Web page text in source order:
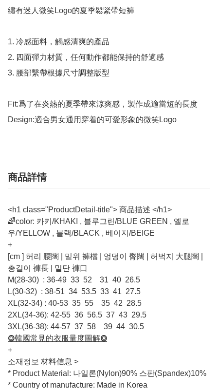
繡有迷人微笑Logo的夏季鬆緊帶短褲
1. 冷感面料，觸感清爽的產品
2. 四面彈力材質，任何動作都能保持的舒適感
3. 腰部繫帶根據尺寸調整版型
Fit:爲了在炎熱的夏季帶來涼爽感，製作成適當短的長度
Design:適合男女通用穿着的可愛形象的微笑Logo
商品詳情
<h1 class="ProductDetail-title"> 商品描述 </h1>
🌈color: 카키/KHAKI , 블루그린/BLUE GREEN , 옐로
우/YELLOW , 블랙/BLACK , 베이지/BEIGE
+
[cm ] 허리 腰闊 | 밑위 褲檔 | 엉덩이 臀闊 | 허벅지 大腿闊 |
총길이 褲長 | 밑단 褲口
M(28-30) : 36-49 33 52 31 40 26.5
L(30-32) : 38-51 34 53.5 33 41 27.5
XL(32-34) : 40-53 35 55 35 42 28.5
2XL(34-36): 42-55 36 56.5 37 43 29.5
3XL(36-38): 44-57 37 58 39 44 30.5
⭗韓國常見的衣服量度圖解⭗
+
소재정보 材料信息 >
* Product Material: 나일론(Nylon)90% 스판(Spandex)10%
* Country of manufacture: Made in Korea